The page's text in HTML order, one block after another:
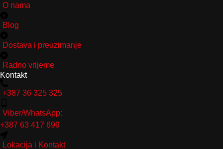
O nama
Blog
Dostava i preuzimanje
Radno vrijeme
Kontakt
+387 36 325 325
Viber/WhatsApp:
+387 63 417 699
Lokacija i Kontakt